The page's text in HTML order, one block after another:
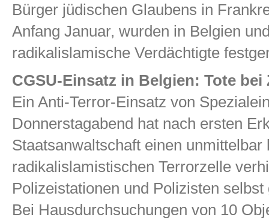
Bürger jüdischen Glaubens in
Anfang Januar, wurden in Belgien
radikalislamische Verdächtigte
CGSU-Einsatz in Belgien: Tote
Ein Anti-Terror-Einsatz von
Donnerstagabend hat nach ersten
Staatsanwaltschaft einen
radikalislamistischen Terrorzelle
Polizeistationen und Polizisten
Bei Hausdurchsuchungen von 10